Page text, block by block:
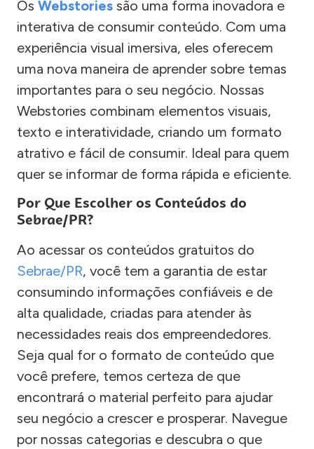
Os Webstories são uma forma inovadora e
interativa de consumir conteúdo. Com uma
experiência visual imersiva, eles oferecem
uma nova maneira de aprender sobre temas
importantes para o seu negócio. Nossas
Webstories combinam elementos visuais,
texto e interatividade, criando um formato
atrativo e fácil de consumir. Ideal para quem
quer se informar de forma rápida e eficiente.
Por Que Escolher os Conteúdos do
Sebrae/PR?
Ao acessar os conteúdos gratuitos do
Sebrae/PR, você tem a garantia de estar
consumindo informações confiáveis e de
alta qualidade, criadas para atender às
necessidades reais dos empreendedores.
Seja qual for o formato de conteúdo que
você prefere, temos certeza de que
encontrará o material perfeito para ajudar
seu negócio a crescer e prosperar. Navegue
por nossas categorias e descubra o que